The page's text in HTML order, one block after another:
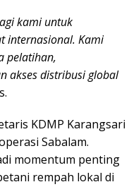
kami untuk
internasional. Kami
pelatihan,
akses distribusi global
KDMP Karangsari
Sabalam.
momentum penting
rempah lokal di